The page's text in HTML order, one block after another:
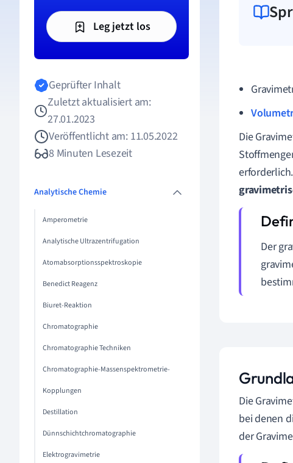
Leg jetzt los
Geprüfter Inhalt
Zuletzt aktualisiert am:
27.01.2023
Veröffentlicht am: 11.05.2022
8 Minuten Lesezeit
Analytische Chemie
Amperometrie
Analytische Ultrazentrifugation
Atomabsorptionsspektroskopie
Benedict Reagenz
Biuret-Reaktion
Chromatographie
Chromatographie Techniken
Chromatographie-Massenspektrometrie-
Kopplungen
Destillation
Dünnschichtchromatographie
Elektrogravimetrie
Die
Der
Die
bei denen
der